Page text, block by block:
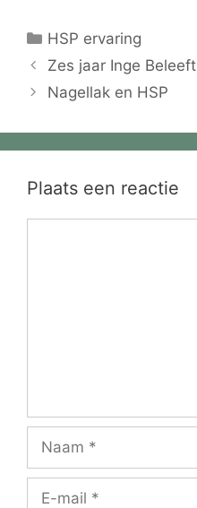
Categorieën
HSP ervaring
Zes jaar Inge Beleeft
Nagellak en HSP
Plaats een reactie
Naam